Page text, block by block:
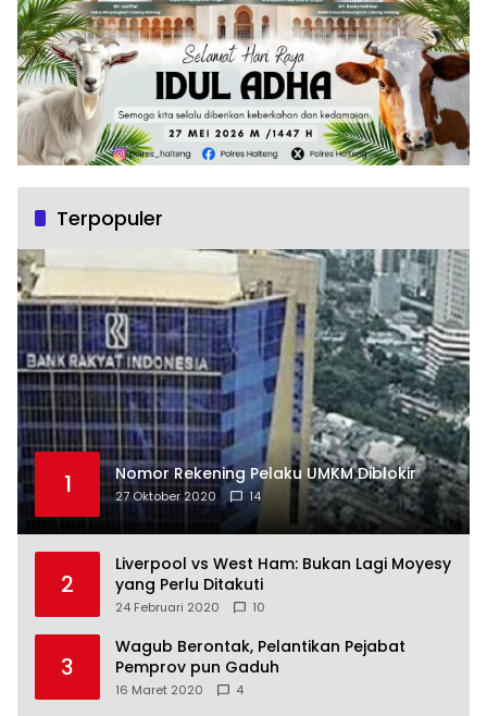
Terpopuler
1 Nomor Rekening Pelaku UMKM Diblokir
27 Oktober 2020 14
2
Liverpool vs West Ham: Bukan Lagi Moyesy
yang Perlu Ditakuti
24 Februari 2020 10
3
Wagub Berontak, Pelantikan Pejabat
Pemprov pun Gaduh
16 Maret 2020 4